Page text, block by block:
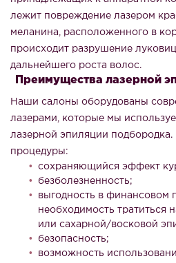
лежит повреждение лазером
меланина, расположенного в
происходит разрушение
дальнейшего роста волос.
Преимущества лазерной
Наши салоны оборудованы
лазерами, которые мы
лазерной эпиляции
процедуры:
сохраняющийся эффект
безболезненность;
выгодность в финансовом
необходимость тратиться
или сахарной/восковой
безопасность;
возможность